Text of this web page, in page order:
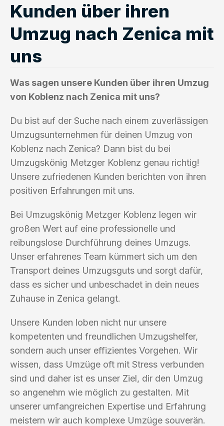
Kunden über ihren
Umzug nach Zenica mit
uns
Was sagen unsere Kunden über ihren Umzug
von Koblenz nach Zenica mit uns?
Du bist auf der Suche nach einem zuverlässigen
Umzugsunternehmen für deinen Umzug von
Koblenz nach Zenica? Dann bist du bei
Umzugskönig Metzger Koblenz genau richtig!
Unsere zufriedenen Kunden berichten von ihren
positiven Erfahrungen mit uns.
Bei Umzugskönig Metzger Koblenz legen wir
großen Wert auf eine professionelle und
reibungslose Durchführung deines Umzugs.
Unser erfahrenes Team kümmert sich um den
Transport deines Umzugsguts und sorgt dafür,
dass es sicher und unbeschadet in dein neues
Zuhause in Zenica gelangt.
Unsere Kunden loben nicht nur unsere
kompetenten und freundlichen Umzugshelfer,
sondern auch unser effizientes Vorgehen. Wir
wissen, dass Umzüge oft mit Stress verbunden
sind und daher ist es unser Ziel, dir den Umzug
so angenehm wie möglich zu gestalten. Mit
unserer umfangreichen Expertise und Erfahrung
meistern wir auch komplexe Umzüge souverän.